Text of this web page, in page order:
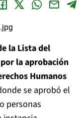
la Lista del
la aprobación
Humanos
se aprobó el
personas